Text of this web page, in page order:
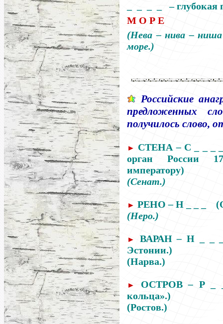
_ _ _ _ –глубокая
М О Р Е
(Нева–нива–
море.)
Российские
предложенных
получилось слово,
► СТЕНА–С _ _ _
орган России
императору)
(Сенат.)
► РЕНО– Н _ _ _
(Неро.)
► ВАРАН– Н _ _
Эстонии.)
(Нарва.)
► ОСТРОВ– Р _
кольца».)
(Ростов.)